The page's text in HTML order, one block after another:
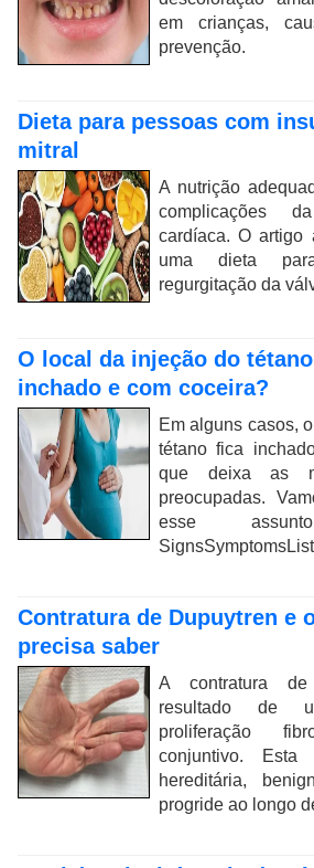
em crianças,
prevenção.
Dieta para pessoas com
mitral
A nutrição
complicações
cardíaca. O artigo
uma dieta
regurgitação da
O local da injeção do
inchado e com coceira?
Em alguns casos,
tétano fica
que deixa as
preocupadas.
esse
Contratura de Dupuytren e
precisa saber
A contratura
resultado de
proliferação
conjuntivo.
hereditária,
progride ao longo